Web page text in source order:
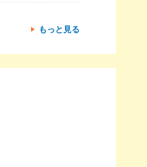
もっと見る